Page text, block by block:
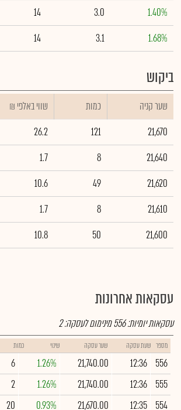
1.40%
3.0
14
1.68%
3.1
14
ביקוש
שער קניה כמות ₪ שווי באלפי
21,670
121
26.2
21,640
8
1.7
21,620
49
10.6
21,610
8
1.7
21,600
50
10.8
עסקאות אחרונות
עסקאות יומיות:556מינימום לעסקה:2
מספר שעת עסקה שער עסקה שינוי כמות
556
12:36
21,740.00
1.26%
6
555
12:36
21,740.00
1.26%
2
554
12:35
21,670.00
0.93%
20